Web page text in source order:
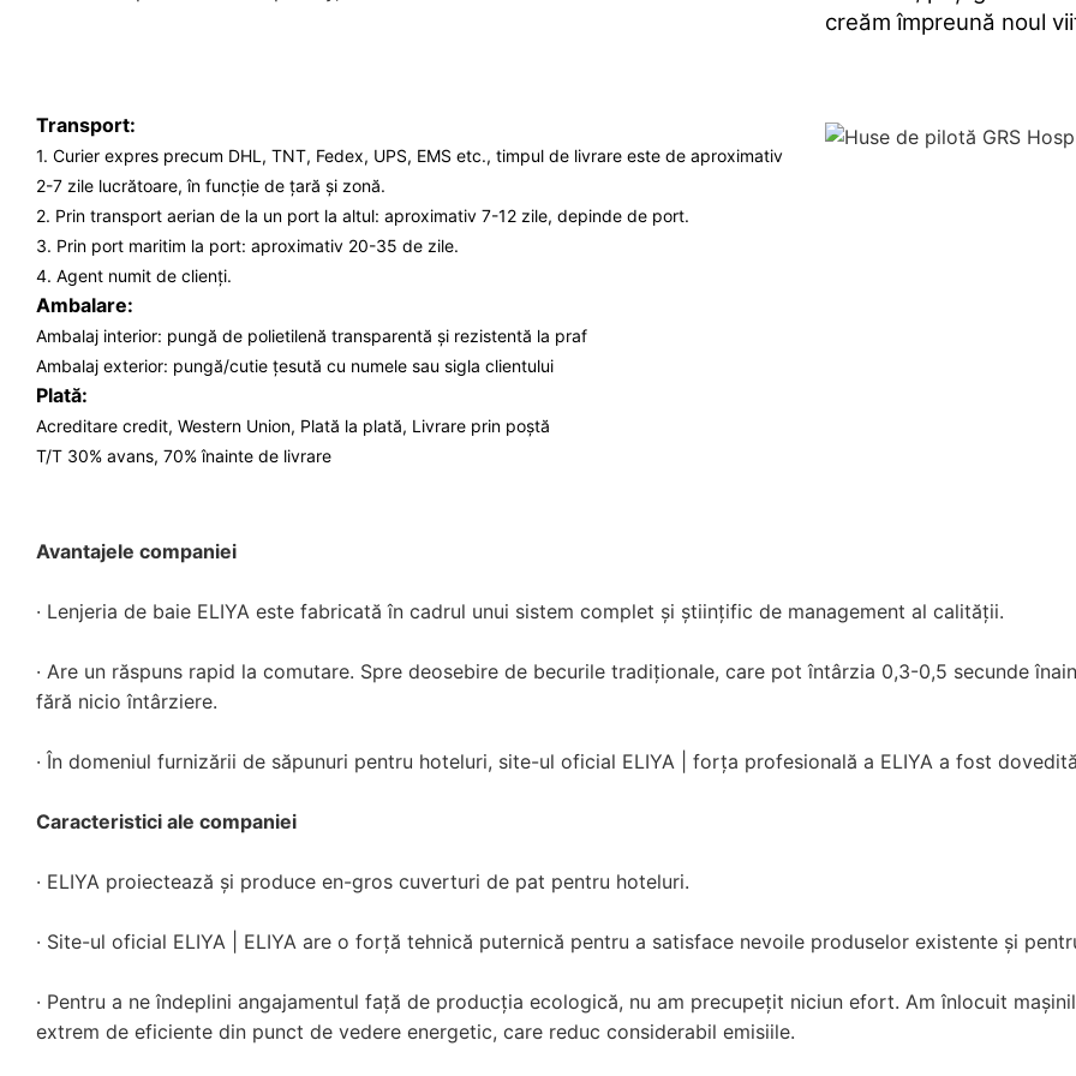
creăm împreună noul
Transport:
1. Curier expres precum DHL, TNT, Fedex, UPS, EMS etc., timpul de livrare este de aproximativ
2-7 zile lucrătoare, în funcție de țară și zonă.
2. Prin transport aerian de la un port la altul: aproximativ 7-12 zile, depinde de port.
3. Prin port maritim la port: aproximativ 20-35 de zile.
4. Agent numit de clienți.
Ambalare:
Ambalaj interior: pungă de polietilenă transparentă și rezistentă la praf
Ambalaj exterior: pungă/cutie țesută cu numele sau sigla clientului
Plată:
Acreditare credit, Western Union, Plată la plată, Livrare prin poștă
T/T 30% avans, 70% înainte de livrare
Avantajele companiei
· Lenjeria de baie ELIYA este fabricată în cadrul unui sistem complet și științific de management al calității.
· Are un răspuns rapid la comutare. Spre deosebire de becurile tradiționale, care pot întârzia 0,3-0,5 secunde
fără nicio întârziere.
· În domeniul furnizării de săpunuri pentru hoteluri, site-ul oficial ELIYA | forța profesională a ELIYA a fost
Caracteristici ale companiei
· ELIYA proiectează și produce en-gros cuverturi de pat pentru hoteluri.
· Site-ul oficial ELIYA | ELIYA are o forță tehnică puternică pentru a satisface nevoile produselor existente și
· Pentru a ne îndeplini angajamentul față de producția ecologică, nu am precupețit niciun efort. Am înlocuit
extrem de eficiente din punct de vedere energetic, care reduc considerabil emisiile.